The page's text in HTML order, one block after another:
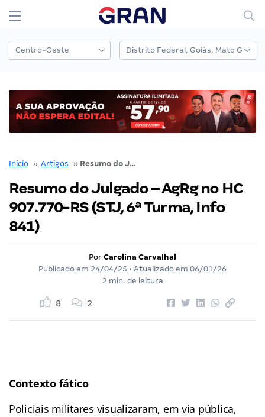
Início ›› Artigos ›› Resumo do Julgado – AgRg no HC 907.770-RS (STJ, 6ª Turma, Info 841)
Resumo do Julgado – AgRg no HC
907.770-RS (STJ, 6ª Turma, Info
841)
Por Carolina Carvalhal
Publicado em 24/04/25 • Atualizado em 06/01/26
2 min. de leitura
8 2
Contexto fático
Policiais militares visualizaram, em via pública,